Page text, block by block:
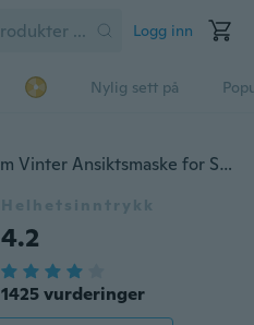
Logg inn
Nylig sett på
2017 Cool Skull Vindtett Varm Vinter Ansiktsmaske for Ski Snowboard Motorsykkel Sykkelfiske
Helhetsinntrykk
4.2
1425 vurderinger